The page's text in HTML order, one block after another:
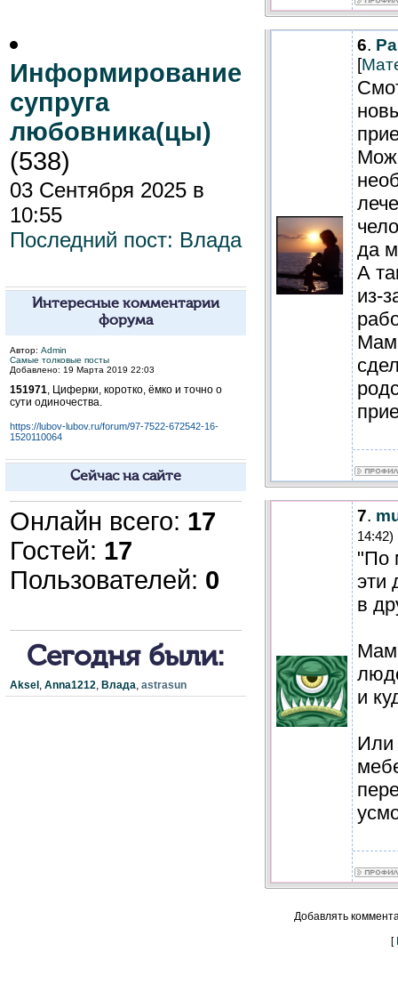
Информирование
супруга
любовника(цы)
(538)
03 Сентября 2025 в
10:55
Последний пост: Влада
Интересные комментарии
форума
Автор: Admin
Самые толковые посты
Добавлено: 19 Марта 2019 22:03
151971, Циферки, коротко, ёмко и точно о
сути одиночества.
https://lubov-lubov.ru/forum/97-7522-672542-16-
1520110064
Сейчас на сайте
Онлайн всего: 17
Гостей: 17
Пользователей: 0
Сегодня были:
Aksel , Anna1212, Влада, astrasun
6.
[
да
А
из-
7.
14:42)
"По
эти
в
и
Или
Добавлять
[